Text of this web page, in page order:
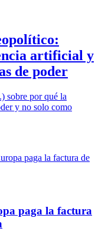
artificial y
de poder
sobre por qué la
y no solo como
paga la factura de
paga la factura